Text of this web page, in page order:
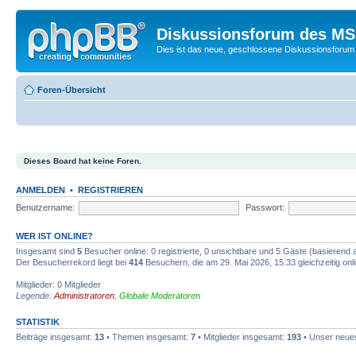
Diskussionsforum des
Dies ist das neue, geschlossene
Foren-Übersicht
Dieses Board hat keine Foren.
ANMELDEN • REGISTRIEREN
Benutzername:
Passwort:
WER IST ONLINE?
Insgesamt sind 5 Besucher online: 0 registrierte, 0 unsichtbare und 5 Gäste (basierend
Der Besucherrekord liegt bei 414 Besuchern, die am 29. Mai 2026, 15:33 gleichzeitig
Mitglieder: 0 Mitglieder
Legende: Administratoren Globale Moderatoren
STATISTIK
Beiträge insgesamt: 13 • Themen insgesamt: 7 • Mitglieder insgesamt: 193 • Unser